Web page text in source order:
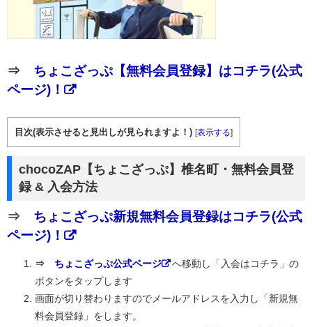
⇒ ちょこざっぷ【無料会員登録】はコチラ(公式
ページ)！
目次(表示させると見出しが見られますよ！) [表示する]
chocoZAP【ちょこざっぷ】椎名町・無料会員登
録 & 入会方法
⇒ ちょこざっぷ新規無料会員登録はコチラ(公式
ページ)！
⇒ ちょこざっぷ公式ページ
へ移動し「入会はコチラ」の
ボタンをタップします
画面が切り替わりますのでメールアドレスを入力し「新規無
料会員登録」をします。